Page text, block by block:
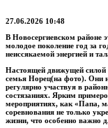
27.06.2026 10:48
В Новосергиевском районе
молодое поколение год за
неиссякаемой энергией и
Настоящей движущей силой
семья Норец(на фото). Они
регулярно участвуя в
состязаниях. Ярким
мероприятиях, как «Папа,
соревнования не только
жизни, что особенно важно